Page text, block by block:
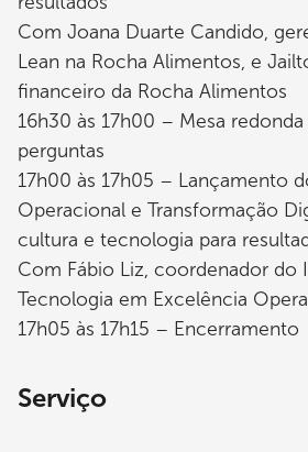
Com Joana Duarte Candido,
Lean na Rocha Alimentos, e
financeiro da Rocha Alimentos
16h30 às 17h00 – Mesa
perguntas
17h00 às 17h05 – Lançamento
Operacional e Transformação
cultura e tecnologia para
Com Fábio Liz, coordenador do
Tecnologia em Excelência
17h05 às 17h15 – Encerramento
Serviço